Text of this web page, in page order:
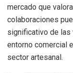
mercado que
colaboraciones
significativo de las
entorno comercial
sector artesanal.